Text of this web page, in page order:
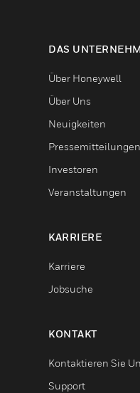
DAS
Über Honeywell
Über Uns
Neuigkeiten
Pressemitteilungen
Investoren
Veranstaltungen
KARRIERE
Karriere
Jobsuche
KONTAKT
Kontaktieren Sie
Support